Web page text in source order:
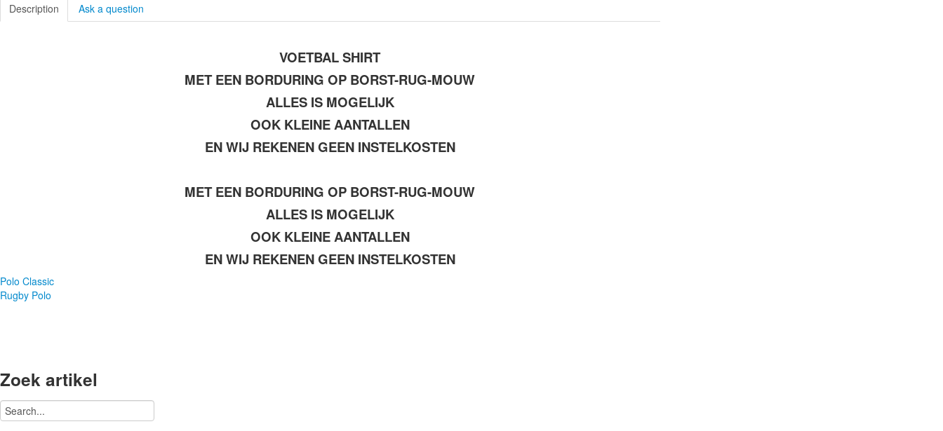
Description Ask a question
VOETBAL SHIRT
MET EEN BORDURING OP BORST-RUG-MOUW
ALLES IS MOGELIJK
OOK KLEINE AANTALLEN
EN WIJ REKENEN GEEN INSTELKOSTEN
MET EEN BORDURING OP BORST-RUG-MOUW
ALLES IS MOGELIJK
OOK KLEINE AANTALLEN
EN WIJ REKENEN GEEN INSTELKOSTEN
Polo Classic
Rugby Polo
Zoek artikel